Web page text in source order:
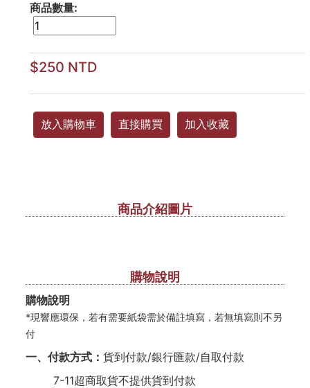
商品數量:
$250 NTD
放入購物車 直接購買 加入收藏
商品介紹圖片
購物說明
購物說明
*現響應環保，若有需要紙袋需於備註填寫，若無填寫則不另
付
一、付款方式： 貨到付款/銀行匯款/自取付款
7-11超商取貨不提供貨到付款